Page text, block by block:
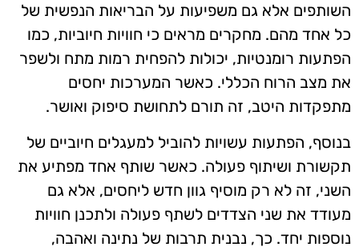
השותפים אלא גם משפיעות על הבריאות הנפשית של
כל אחד מהם. מחקרים מראים כי חוויות חיוביות, כמו
הפתעות רומנטיות, יכולות להפחית רמות מתח ולשפר
את מצב הרוח הכללי. כאשר המערכות יחסים
מתפקדות היטב, זה תורם לתחושת סיפוק ואושר.
בנוסף, הפתעות עשויות להוביל למעגלים חיוביים של
תקשורת ושיתוף פעולה. כאשר שותף אחד מפתיע את
השני, זה לא רק מוסיף גוון חדש ליחסים, אלא גם
מעודד את שני הצדדים לשתף פעולה ולתכנן חוויות
נוספות יחד. כך, נבנית תרבות של נתינה ואהבה,